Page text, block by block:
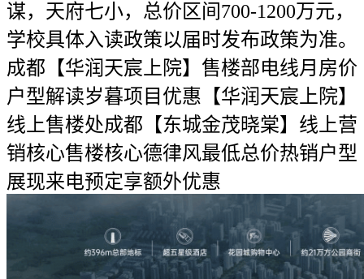
谋，天府七小，总价区间700-1200万元，
学校具体入读政策以届时发布政策为准。
成都【华润天宸上院】售楼部电线月房价
户型解读岁暮项目优惠【华润天宸上院】
线上售楼处成都【东城金茂晓棠】线上营
销核心售楼核心德律风最低总价热销户型
展现来电预定享额外优惠